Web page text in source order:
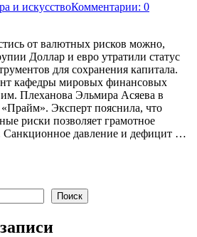
и искусствоКомментарии: 0
от валютных рисков можно,
Доллар и евро утратили статус
для сохранения капитала.
кафедры мировых финансовых
Плеханова Эльмира Асяева в
Эксперт пояснила, что
риски позволяет грамотное
Санкционное давление и дефицит …
Поиск